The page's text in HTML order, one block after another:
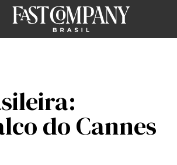
do Cannes